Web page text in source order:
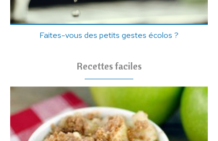
Faites-vous des petits gestes écolos ?
Recettes faciles